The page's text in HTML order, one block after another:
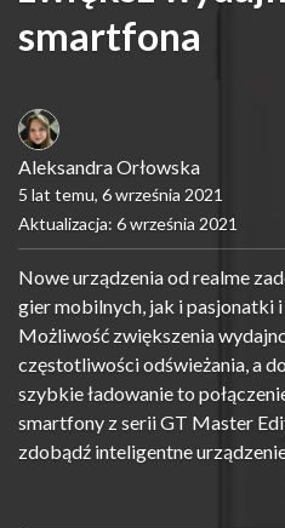
smartfona
Aleksandra Orłowska
5 lat temu, 6 września 2021
Aktualizacja: 6 września 2021
Nowe urządzenia od realme
gier mobilnych, jak i
Możliwość zwiększenia
częstotliwości odświeżania, a
szybkie ładowanie to
smartfony z serii GT Master
zdobądź inteligentne